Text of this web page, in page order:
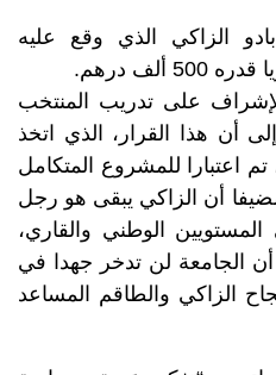
الزاكي الذي وقع عليه
ألف درهم.
على تدريب المنتخب
أن هذا القرار، الذي اتخذ
اعتبارا للمشروع المتكامل
أن الزاكي يبقى هو رجل
الوطني والقاري،
الجامعة لن تدخر جهدا في
الزاكي والطاقم المساعد